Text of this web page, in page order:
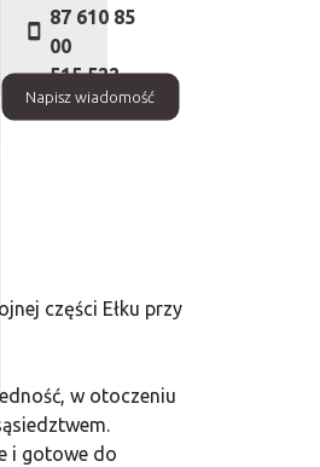
87 610 85
00
515 522
552
Napisz wiadomość
części Ełku przy
w otoczeniu
i gotowe do